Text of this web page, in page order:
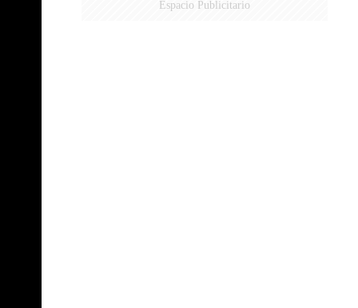
Espacio Publicitario